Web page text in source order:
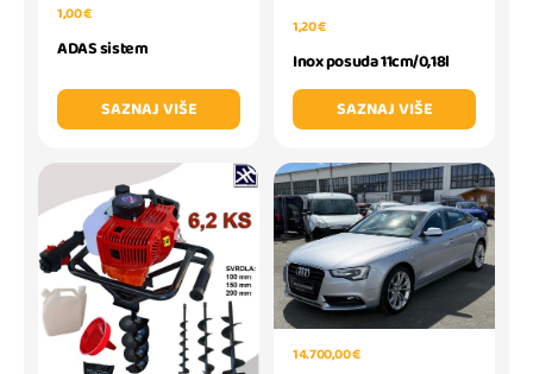
1,00 €
ADAS sistem
SAZNAJ VIŠE
1,20 €
Inox posuda 11cm/0,18l
SAZNAJ VIŠE
14.700,00 €